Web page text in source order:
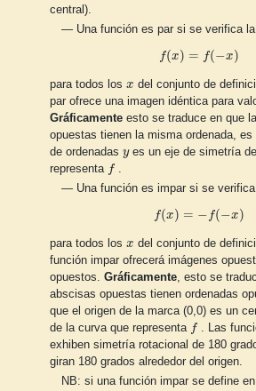
central).
— Una función es par si se verifica la
f(x) = f(−x)
x (−
para todos los x
x del conjunto de
par ofrece una imagen idéntica para
Gráficamente esto se traduce en que
opuestas tienen la misma ordenada, es
de ordenadas y
yes un eje de simetría
representa f.
— Una función es impar si se verifica
f(x) = − f(−x)
f(x −x
para todos los x
x del conjunto de
función impar ofrecerá imágenes
opuestos. Gráficamente, esto se
abscisas opuestas tienen ordenadas
que el origen de la marca (0,0) es un
de la curva que representa f. Las
exhiben simetría rotacional de 180
giran 180 grados alrededor del origen.
NB: si una función impar se define